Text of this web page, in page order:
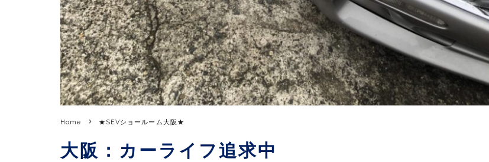
Home ★SEVショールーム大阪★
大阪：カーライフ追求中